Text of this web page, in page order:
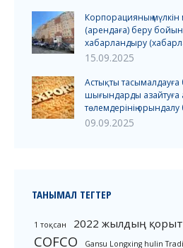
Корпорацияның мүлкін
(арендаға) беру
хабарландыру
15.09.2025
Астықты
шығындарды азайтуға
төлемдерінің
09.09.2025
ТАНЫМАЛ ТЕГТЕР
1 тоқсан 2022 жылдың
COFCO Gansu Longxing hulin